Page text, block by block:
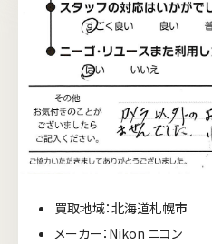
買取地域：北海道札幌市
メーカー：Nikon ニコン